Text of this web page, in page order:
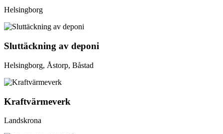
Helsingborg
Sluttäckning av deponi
Helsingborg, Åstorp, Båstad
Kraftvärmeverk
Landskrona